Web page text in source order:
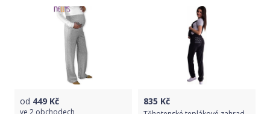
od 449 Kč
ve 2 obchodech
835 Kč